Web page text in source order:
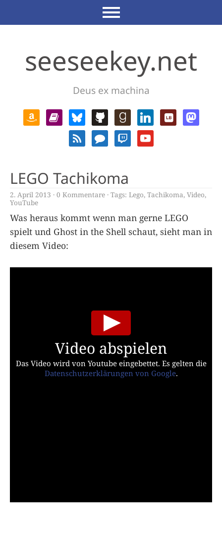
seeseekey.net
Deus ex machina
LEGO Tachikoma
2. April 2013 0 Kommentare Tags: Lego, Tachikoma, Video,
YouTube
Was heraus kommt wenn man gerne LEGO
spielt und Ghost in the Shell schaut, sieht man in
diesem Video:
Video abspielen
Das Video wird von Youtube eingebettet. Es gelten die
Datenschutzerklärungen von Google.